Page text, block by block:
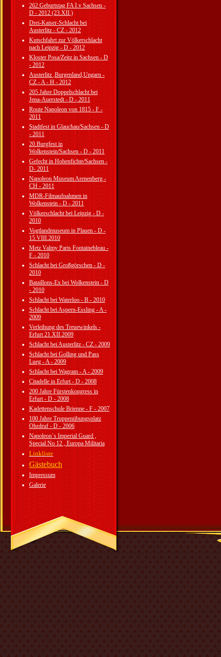
262.Geburtstag FA I.v Sachsen -
D - 2012 (23.XII.)
Drei-Kaiser-Schlacht bei
Austerlitz - CZ - 2012
Kutschfahrt zur Völkerschlacht
nach Leipzig - D - 2012
Kloster Posa/Zeitz in Sachsen - D
- 2012
Austerlitz ,Burgenland,Ungarn -
CZ - A - H - 2012
205 Jahre Doppelschlacht bei
Jena-Auerstedt - D - 2011
Route Napoleon von 1815 - F -
2011
Stadtfest in Glauchau/Sachsen - D
- 2011
20.Burgfest in
Wolkenstein/Sachsen - D - 2011
Gefecht in Hohenfichte/Sachsen -
D- 2011
Napoleon Museum Arenenberg -
CH - 2011
MDR-Filmaufnahmen in
Wolkenstein - D - 2011
Völkerschlacht bei Leipzig - D -
2010
Vogtlandmuseum in Plauen - D -
15.VIII.2010
Metz Valmy Paris Fontainebleau -
F - 2010
Schlacht bei Großgörschen - D -
2010
Bataillons-Ex bei Wolkenstein - D
- 2010
Schlacht bei Waterloo - B - 2010
Schlacht bei Aspern-Essling - A -
2009
Verleihung des Treuewinkels -
Erfurt 21.XII.2009
Schlacht bei Austerlitz - CZ - 2009
Schlacht bei Golling und Pass
Lueg - A - 2009
Schlacht bei Wagram - A - 2009
Citadelle in Erfurt - D - 2008
200 Jahre Fürstenkongress in
Erfurt - D - 2008
Kadettenschule Brienne - F - 2007
100 Jahre Truppenübungsplatz
Ohrdruf - D - 2006
Napoleon`s Imperial Guard ,
Special No 12 , Europa Militaria
Linkliste
Gästebuch
Impressum
Galerie